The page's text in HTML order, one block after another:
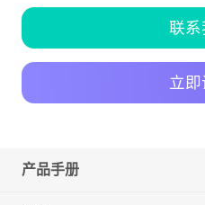
联系
立即
产品手册